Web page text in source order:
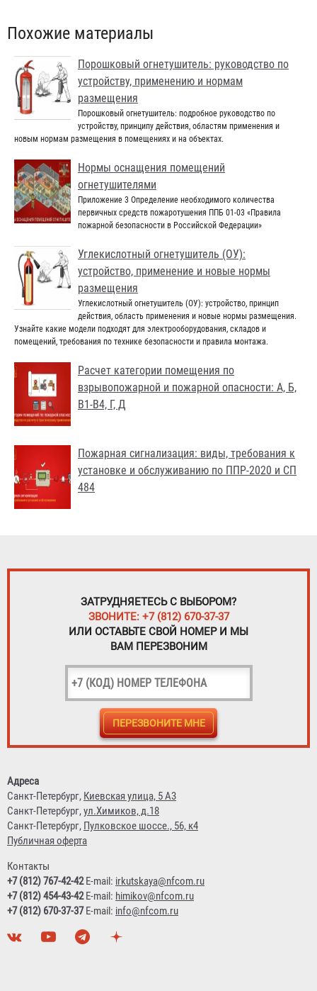
Похожие материалы
Порошковый огнетушитель: руководство по
устройству, применению и нормам
размещения
Порошковый огнетушитель: подробное руководство по
устройству, принципу действия, областям применения и
новым нормам размещения в помещениях и на объектах.
Нормы оснащения помещений
огнетушителями
Приложение 3 Определение необходимого количества
первичных средств пожаротушения ППБ 01-03 «Правила
пожарной безопасности в Российской Федерации»
Углекислотный огнетушитель (ОУ):
устройство, применение и новые нормы
размещения
Углекислотный огнетушитель (ОУ): устройство, принцип
действия, область применения и новые нормы размещения.
Узнайте какие модели подходят для электрооборудования, складов и
помещений, требования по технике безопасности и правила монтажа.
Расчет категории помещения по
взрывопожарной и пожарной опасности: А, Б,
В1-В4, Г, Д
Пожарная сигнализация: виды, требования к
установке и обслуживанию по ППР-2020 и СП
484
ЗАТРУДНЯЕТЕСЬ С ВЫБОРОМ?
ЗВОНИТЕ: +7 (812) 670-37-37
ИЛИ ОСТАВЬТЕ СВОЙ НОМЕР И МЫ
ВАМ ПЕРЕЗВОНИМ
Адреса
Санкт-Петербург, Киевская улица, 5 А3
Санкт-Петербург,ул.Химиков, д.18
Санкт-Петербург, Пулковское шоссе., 56, к4
Публичная оферта
Контакты
+7 (812) 767-42-42E-mail: irkutskaya@nfcom.ru
+7 (812) 454-43-42E-mail: himikov@nfcom.ru
+7 (812) 670-37-37E-mail: info@nfcom.ru